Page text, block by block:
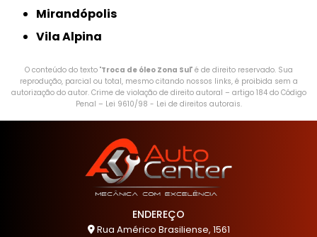
Mirandópolis
Vila Alpina
O conteúdo do texto "Troca de óleo Zona Sul" é de direito reservado. Sua
reprodução, parcial ou total, mesmo citando nossos links, é proibida sem a
autorização do autor. Crime de violação de direito autoral – artigo 184 do Código
Penal – Lei 9610/98 - Lei de direitos autorais.
ENDEREÇO
Rua Américo Brasiliense, 1561